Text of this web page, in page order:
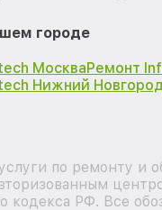
городе
МоскваРемонт
Нижний
по ремонту и
кодекса РФ. Все